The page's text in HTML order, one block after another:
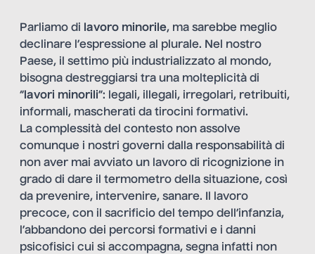
Parliamo di lavoro minorile, ma sarebbe meglio
declinare l’espressione al plurale. Nel nostro
Paese, il settimo più industrializzato al mondo,
bisogna destreggiarsi tra una molteplicità di
“ lavori minorili”: legali, illegali, irregolari, retribuiti,
informali, mascherati da tirocini formativi.
La complessità del contesto non assolve
comunque i nostri governi dalla responsabilità di
non aver mai avviato un lavoro di ricognizione in
grado di dare il termometro della situazione, così
da prevenire, intervenire, sanare. Il lavoro
precoce, con il sacrificio del tempo dell’infanzia,
l’abbandono dei percorsi formativi e i danni
psicofisici cui si accompagna, segna infatti non